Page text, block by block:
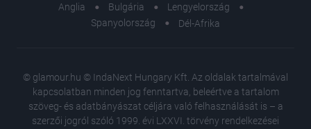
Anglia
Bulgária
Lengyelország
Spanyolország
Dél-Afrika
© glamour.hu © IndaNext Hungary Kft. Az oldalak tartalmával
kapcsolatban minden jog fenntartva, beleértve a tartalom
szöveg- és adatbányászat céljára való felhasználását is – a
szerzői jogról szóló 1999. évi LXXVI. törvény rendelkezései